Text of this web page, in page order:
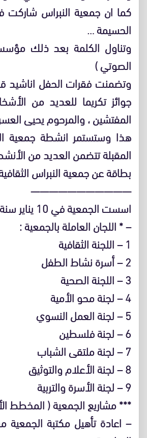
كما ان جمعية النبراس شاركت
الحسيمة …
وتناول الكلمة بعد ذلك
الصوتي )
وتضمنت فقرات الحفل
جوائز تكريما للعديد من
المفتشين ، والمرحوم يحيى
هذا وستستمر انشطة جمعية
المقبلة تتضمن العديد من
بطاقة عن جمعية النبراس
———————————
اسست الجمعية في 10 يناير سنة 1982
– * اللجان العاملة بالجمعية :
1 – اللجنة الثقافية
2 – أسرة نشاط الطفل
3 – اللجنة الصحية
4 – لجنة محو الأمية
5 – لجنة العمل النسوي
6 – لجنة فلسطين
7 – لجنة ملتقى الشباب
8 – لجنة الأعلام والتوثيق
9 – لجنة الأسرة والتربية
*** مشاريع الجمعية ( المخطط
– اعادة تأهيل مكتبة الجمعية